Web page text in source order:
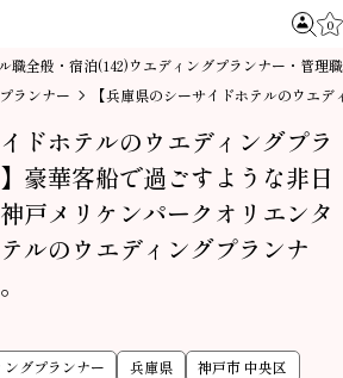
0
職全般・宿泊(142)ウエディングプランナー・管理職
ランナー 【兵庫県のシーサイドホテルのウエ
ドホテルのウエディングプラ
豪華客船で過ごすような非日
戸メリケンパークオリエンタ
ルのウエディングプランナ
グプランナー 兵庫県 神戸市 中央区